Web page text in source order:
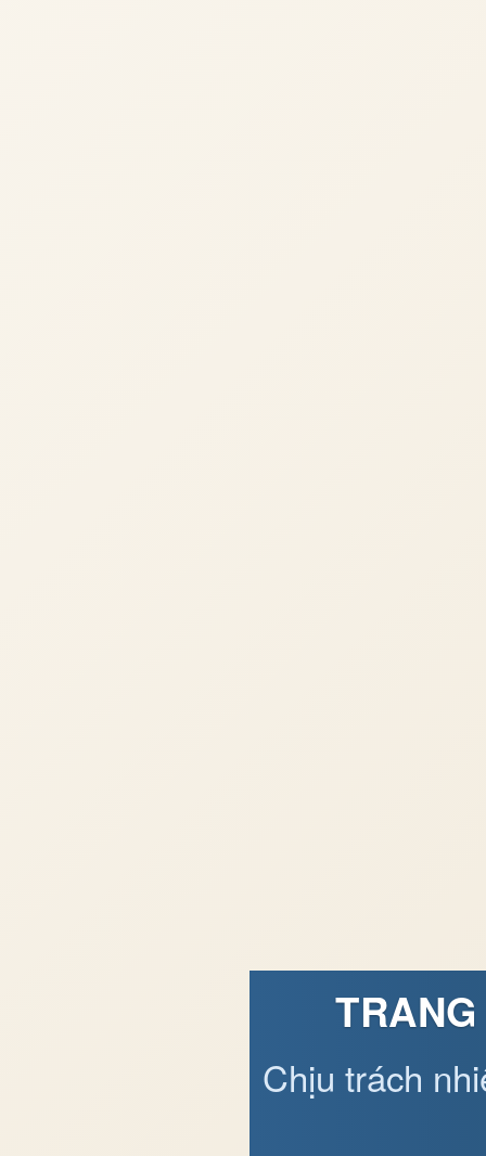
Chịu trách